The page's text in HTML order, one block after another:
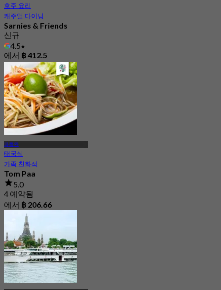
호주 요리
캐주얼 다이닝
Sarnies & Friends
신규
4.5
에서 ฿ 412.5
파툼완
태국식
가족 친화적
Tom Paa
5.0
4 예약됨
에서 ฿ 206.66